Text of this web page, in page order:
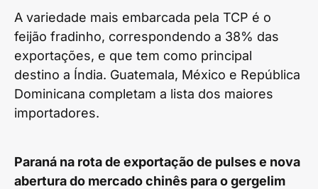
A variedade mais embarcada pela TCP é o
feijão fradinho, correspondendo a 38% das
exportações, e que tem como principal
destino a Índia. Guatemala, México e República
Dominicana completam a lista dos maiores
importadores.
Paraná na rota de exportação de pulses e nova
abertura do mercado chinês para o gergelim